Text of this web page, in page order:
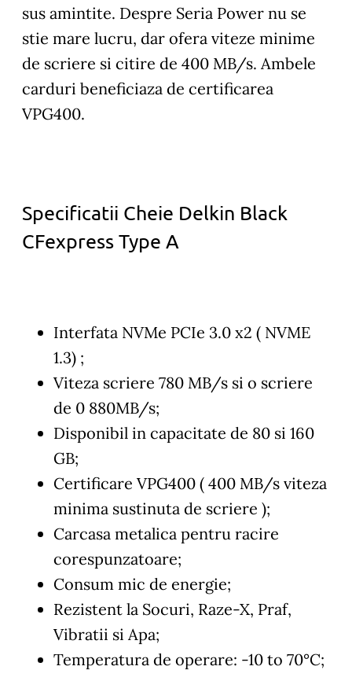
sus amintite. Despre Seria Power nu se
stie mare lucru, dar ofera viteze minime
de scriere si citire de 400 MB/s. Ambele
carduri beneficiaza de certificarea
VPG400.
Specificatii Cheie Delkin Black
CFexpress Type A
Interfata NVMe PCIe 3.0 x2 ( NVME
1.3) ;
Viteza scriere 780 MB/s si o scriere
de 0 880MB/s;
Disponibil in capacitate de 80 si 160
GB;
Certificare VPG400 ( 400 MB/s viteza
minima sustinuta de scriere );
Carcasa metalica pentru racire
corespunzatoare;
Consum mic de energie;
Rezistent la Socuri, Raze-X, Praf,
Vibratii si Apa;
Temperatura de operare: -10 to 70°C;